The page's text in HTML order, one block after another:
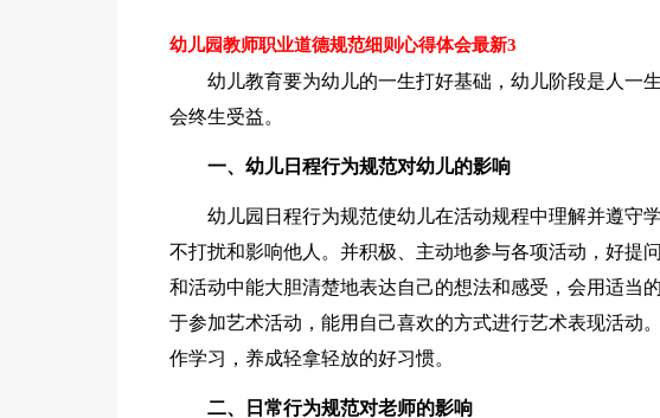
幼儿园教师职业道德规范细则心得体会最新3
幼儿教育要为幼儿的一生打好基础，幼儿阶段是人一
会终生受益。
一、幼儿日程行为规范对幼儿的影响
幼儿园日程行为规范使幼儿在活动规程中理解并遵守
不打扰和影响他人。并积极、主动地参与各项活动，好提
和活动中能大胆清楚地表达自己的想法和感受，会用适当
于参加艺术活动，能用自己喜欢的方式进行艺术表现活动
作学习，养成轻拿轻放的好习惯。
二、日常行为规范对老师的影响